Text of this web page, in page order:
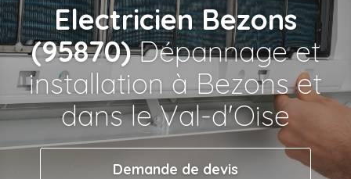
Electricien Bezons
(95870)Dépannage et
installation à Bezons et
dans le Val-d'Oise
Demande de devis